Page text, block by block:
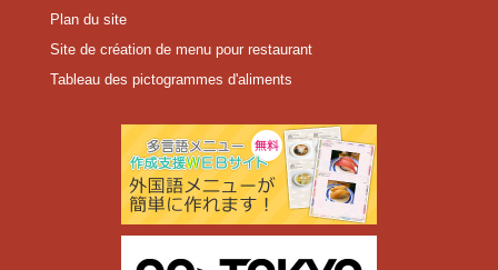
Plan du site
Site de création de menu pour restaurant
Tableau des pictogrammes d'aliments